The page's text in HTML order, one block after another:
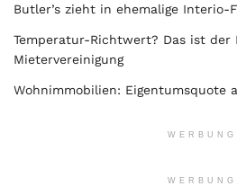
Butler’s zieht in ehemalige Interio-
Temperatur-Richtwert? Das ist der
Mietervereinigung
Wohnimmobilien: Eigentumsquote
WERBUNG
WERBUNG